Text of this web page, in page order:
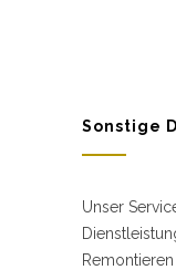
Sonstige
Unser